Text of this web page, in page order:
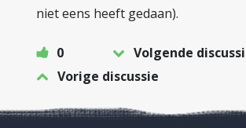
niet eens heeft gedaan).
0
Volgende
Vorige discussie